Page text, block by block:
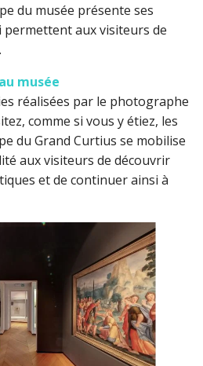
du musée présente ses
permettent aux visiteurs de
musée
réalisées par le photographe
comme si vous y étiez, les
du Grand Curtius se mobilise
aux visiteurs de découvrir
et de continuer ainsi à